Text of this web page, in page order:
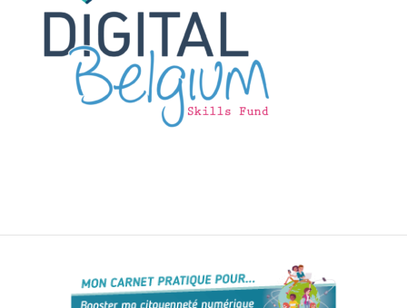
Carnet mixité
métiers
informatiques
Contact
d’accès